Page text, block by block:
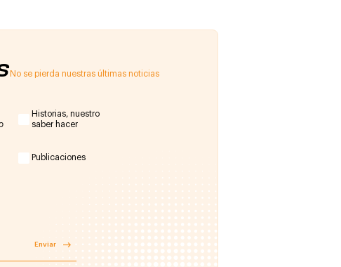
No se pierda nuestras últimas noticias
Historias, nuestro
saber hacer
Publicaciones
Enviar